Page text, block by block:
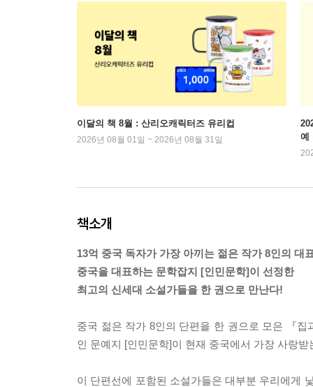
이달의 책 8월 : 산리오캐릭터즈 유리컵
2026년 08월 01일 ~ 2026년 08월 31일
예
책소개
13억 중국 독자가 가장 아끼는 젊은 작가 8인의 대
중국을 대표하는 문학잡지 [인민문학]이 선정한
최고의 신세대 소설가들을 한 권으로 만난다!
중국 젊은 작가 8인의 단편을 한 권으로 모은 『
인 문예지 [인민문학]이 현재 중국에서 가장 사랑
이 단편선에 포함된 소설가들은 대부분 우리에게